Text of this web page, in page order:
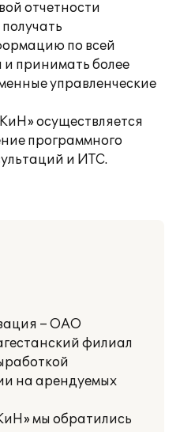
отчетности
по всей
принимать более
управленческие
осуществляется
программного
и ИТС.
– ОАО
филиал
на арендуемых
мы обратились